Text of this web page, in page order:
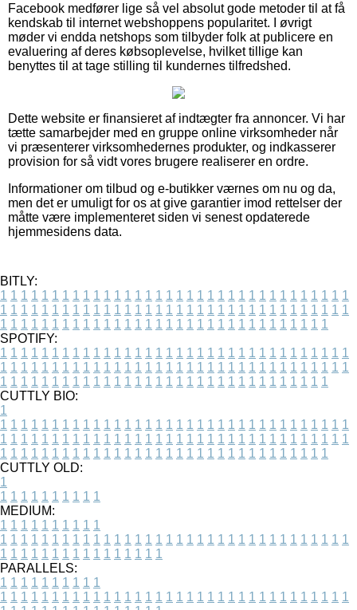
Facebook medfører lige så vel absolut gode metoder til at få
kendskab til internet webshoppens popularitet. I øvrigt
møder vi endda netshops som tilbyder folk at publicere en
evaluering af deres købsoplevelse, hvilket tillige kan
benyttes til at tage stilling til kundernes tilfredshed.
Dette website er finansieret af indtægter fra annoncer. Vi har
tætte samarbejder med en gruppe online virksomheder når
vi præsenterer virksomhedernes produkter, og indkasserer
provision for så vidt vores brugere realiserer en ordre.
Informationer om tilbud og e-butikker værnes om nu og da,
men det er umuligt for os at give garantier imod rettelser der
måtte være implementeret siden vi senest opdaterede
hjemmesidens data.
BITLY:
1 1 1 1 1 1 1 1 1 1 1 1 1 1 1 1 1 1 1 1 1 1 1 1 1 1 1 1 1 1 1 1 1 1
1 1 1 1 1 1 1 1 1 1 1 1 1 1 1 1 1 1 1 1 1 1 1 1 1 1 1 1 1 1 1 1 1 1
1 1 1 1 1 1 1 1 1 1 1 1 1 1 1 1 1 1 1 1 1 1 1 1 1 1 1 1 1 1 1 1
SPOTIFY:
1 1 1 1 1 1 1 1 1 1 1 1 1 1 1 1 1 1 1 1 1 1 1 1 1 1 1 1 1 1 1 1 1 1
1 1 1 1 1 1 1 1 1 1 1 1 1 1 1 1 1 1 1 1 1 1 1 1 1 1 1 1 1 1 1 1 1 1
1 1 1 1 1 1 1 1 1 1 1 1 1 1 1 1 1 1 1 1 1 1 1 1 1 1 1 1 1 1 1 1
CUTTLY BIO:
1
1 1 1 1 1 1 1 1 1 1 1 1 1 1 1 1 1 1 1 1 1 1 1 1 1 1 1 1 1 1 1 1 1 1
1 1 1 1 1 1 1 1 1 1 1 1 1 1 1 1 1 1 1 1 1 1 1 1 1 1 1 1 1 1 1 1 1 1
1 1 1 1 1 1 1 1 1 1 1 1 1 1 1 1 1 1 1 1 1 1 1 1 1 1 1 1 1 1 1 1
CUTTLY OLD:
1
1 1 1 1 1 1 1 1 1 1
MEDIUM:
1 1 1 1 1 1 1 1 1 1
1 1 1 1 1 1 1 1 1 1 1 1 1 1 1 1 1 1 1 1 1 1 1 1 1 1 1 1 1 1 1 1 1 1
1 1 1 1 1 1 1 1 1 1 1 1 1 1 1 1
PARALLELS:
1 1 1 1 1 1 1 1 1 1
1 1 1 1 1 1 1 1 1 1 1 1 1 1 1 1 1 1 1 1 1 1 1 1 1 1 1 1 1 1 1 1 1 1